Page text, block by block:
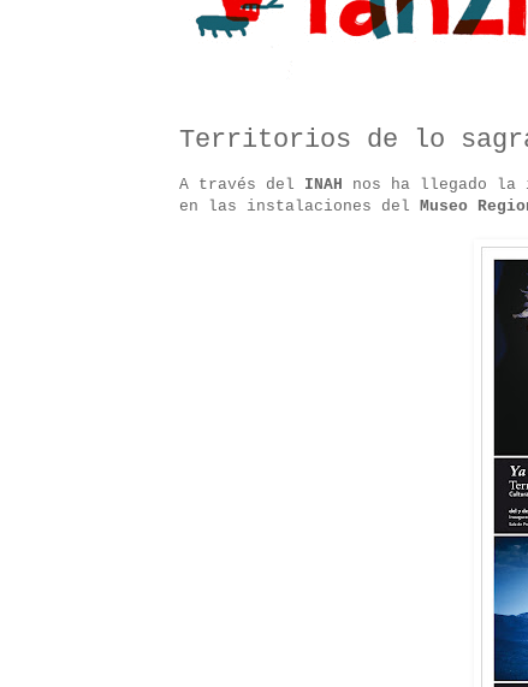
Territorios de lo
A través del INAH nos ha llegado la
en las instalaciones del Museo